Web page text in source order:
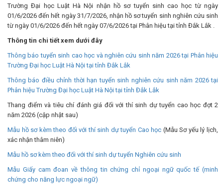
Trường Đại học Luật Hà Nội nhận hồ sơ tuyển sinh cao học từ ngày
01/6/2026 đến hết ngày 31/7/2026, nhận hồ sơ tuyển sinh nghiên cứu sinh
từ ngày 01/6/2026 đến hết ngày 07/6/2026 tại Phân hiệu tại tỉnh Đắk Lắk .
Thông tin chi tiết xem dưới đây
Thông báo tuyển sinh cao học và nghiên cứu sinh năm 2026 tại Phân hiệu
Trường Đại học Luật Hà Nội tại tỉnh Đắk Lắk
Thông báo điều chỉnh thời hạn tuyển sinh nghiên cứu sinh năm 2026 tại
Phân hiệu Trường Đại học Luật Hà Nội tại tỉnh Đắk Lắk
Thang điểm và tiêu chí đánh giá đối với thí sinh dự tuyển cao học đợt 2
năm 2026 (cập nhật sau)
Mẫu hồ sơ kèm theo đối với thí sinh dự tuyển Cao học (Mẫu Sơ yếu lý lịch,
xác nhận thâm niên)
Mẫu hồ sơ kèm theo đối với thí sinh dự tuyển Nghiên cứu sinh
Mẫu Giấy cam đoan về thông tin chứng chỉ ngoại ngữ quốc tế (minh
chứng cho năng lực ngoại ngữ)